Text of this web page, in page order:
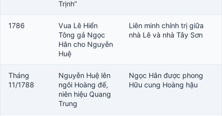
Trịnh”
1786
Vua Lê Hiển
Tông gả Ngọc
Hân cho Nguyễn
Huệ
Liên minh chính trị giữa
nhà Lê và nhà Tây Sơn
Tháng
11/1788
Nguyễn Huệ lên
ngôi Hoàng đế,
niên hiệu Quang
Trung
Ngọc Hân được phong
Hữu cung Hoàng hậu